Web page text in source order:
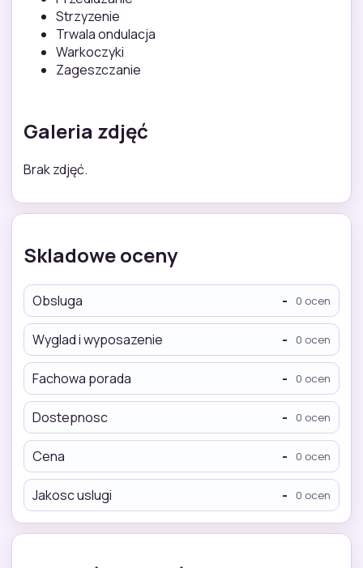
Strzyzenie
Trwala ondulacja
Warkoczyki
Zageszczanie
Galeria zdjęć
Brak zdjęć.
Skladowe oceny
Obsluga - 0 ocen
Wyglad i wyposazenie - 0 ocen
Fachowa porada - 0 ocen
Dostepnosc - 0 ocen
Cena - 0 ocen
Jakosc uslugi - 0 ocen